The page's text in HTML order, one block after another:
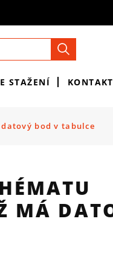
STAŽENÍ
bod v tabulce
MÁ